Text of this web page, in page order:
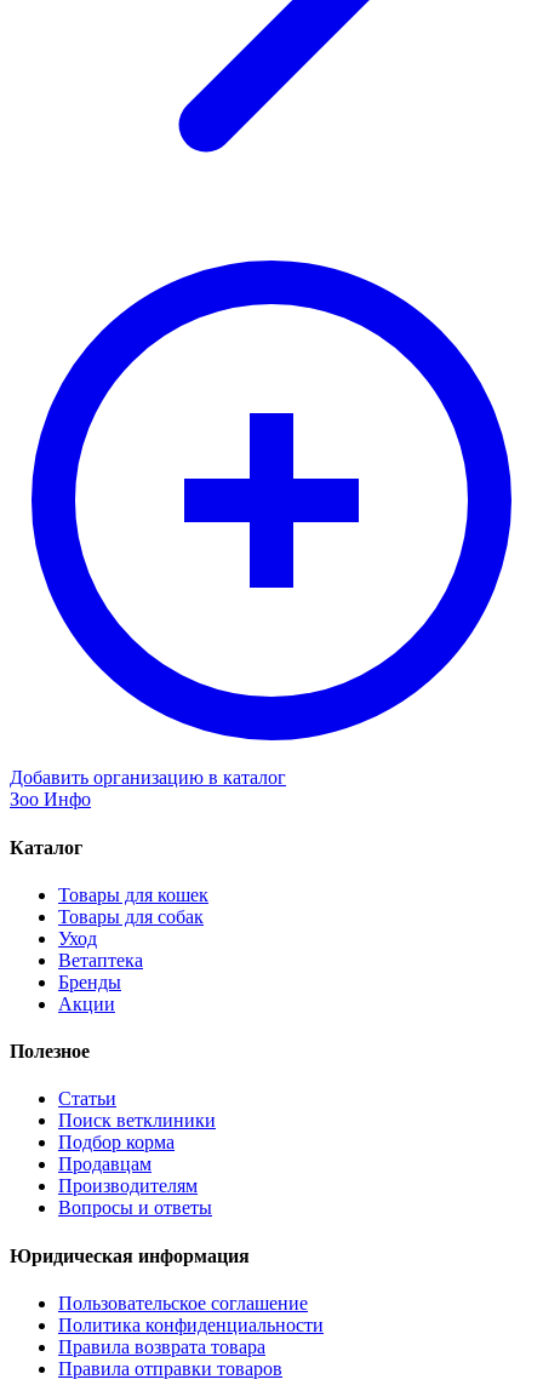
Добавить организацию в каталог
Зоо Инфо
Каталог
Товары для кошек
Товары для собак
Уход
Ветаптека
Бренды
Акции
Полезное
Статьи
Поиск ветклиники
Подбор корма
Продавцам
Производителям
Вопросы и ответы
Юридическая информация
Пользовательское соглашение
Политика конфиденциальности
Правила возврата товара
Правила отправки товаров